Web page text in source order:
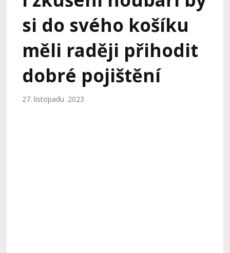
si do svého košíku
měli raději přihodit
dobré pojištění
27. listopadu .2023